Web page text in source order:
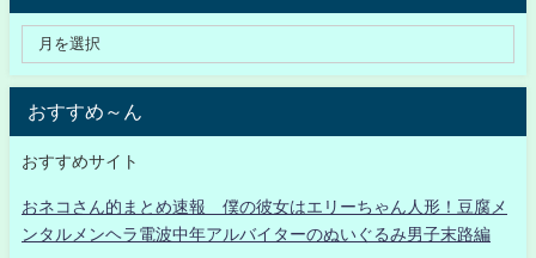
おすすめ～ん
おすすめサイト
おネコさん的まとめ速報 僕の彼女はエリーちゃん人形！豆腐メ
ンタルメンヘラ電波中年アルバイターのぬいぐるみ男子末路編